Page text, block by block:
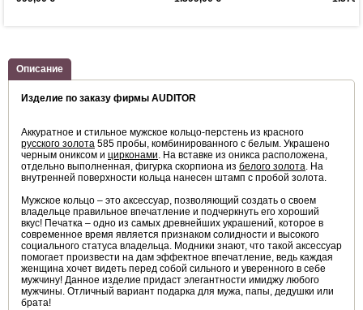
Описание
Изделие по заказу фирмы AUDITOR
Аккуратное и стильное мужское кольцо-перстень из красного
русского золота 585 пробы, комбинированного с белым. Украшено
черным ониксом и цирконами. На вставке из оникса расположена,
отдельно выполненная, фигурка скорпиона из белого золота. На
внутренней поверхности кольца нанесен штамп с пробой золота.
Мужское кольцо – это аксессуар, позволяющий создать о своем
владельце правильное впечатление и подчеркнуть его хороший
вкус! Печатка – одно из самых древнейших украшений, которое в
современное время является признаком солидности и высокого
социального статуса владельца. Модники знают, что такой аксессуар
помогает произвести на дам эффектное впечатление, ведь каждая
женщина хочет видеть перед собой сильного и уверенного в себе
мужчину! Данное изделие придаст элегантности имиджу любого
мужчины. Отличный вариант подарка для мужа, папы, дедушки или
брата!